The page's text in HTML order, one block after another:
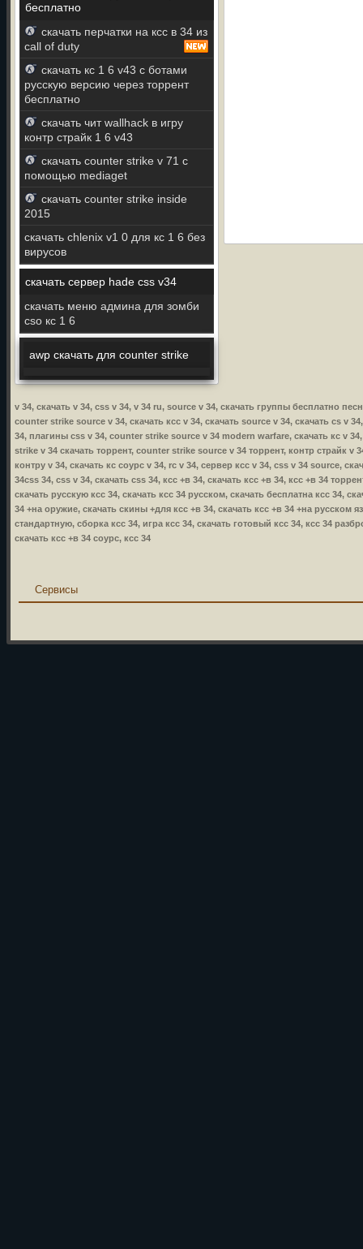
бесплатно
скачать перчатки на ксс в 34 из
call of duty
скачать кс 1 6 v43 с ботами
русскую версию через торрент
бесплатно
скачать чит wallhack в игру
контр страйк 1 6 v43
скачать counter strike v 71 с
помощью mediaget
скачать counter strike inside
2015
скачать chlenix v1 0 для кс 1 6 без
вирусов
скачать сервер hade css v34
скачать меню админа для зомби
cso кс 1 6
awp скачать для counter strike
v 34, скачать v 34, css v 34, v 34 ru, source v 34, скачать группы бесплатно
counter strike source v 34, скачать ксс v 34, скачать source v 34, скачать cs v
34, плагины css v 34, counter strike source v 34 modern warfare, скачать кс v
strike v 34 скачать торрент, counter strike source v 34 торрент, контр страйк v
контру v 34, скачать кс соурс v 34, rc v 34, сервер ксс v 34, css v 34 source,
34css 34, css v 34, скачать css 34, ксс +в 34, скачать ксс +в 34, ксс +в 34
скачать русскую ксс 34, скачать ксс 34 русском, скачать бесплатна ксс 34,
34 +на оружие, скачать скины +для ксс +в 34, скачать ксс +в 34 +на русском
стандартную, сборка ксс 34, игра ксс 34, скачать готовый ксс 34, ксс 34
скачать ксс +в 34 соурс, ксс 34
Сервисы